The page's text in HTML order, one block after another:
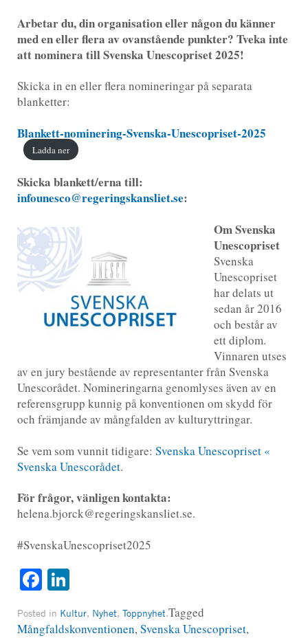
Arbetar du, din organisation eller någon du känner
med en eller flera av ovanstående punkter? Tveka inte
att nominera till Svenska Unescopriset 2025!
Skicka in en eller flera nomineringar på separata
blanketter:
Blankett-nominering-Svenska-Unescopriset-2025
Ladda ner
Skicka blankett/erna till:
infounesco@regeringskansliet.se:
Om Svenska
Unescopriset
Svenska
Unescopriset
har delats ut
sedan år 2016
och består av
ett diplom.
Vinnaren utses
av en jury bestående av representanter från Svenska
Unescorådet. Nomineringarna genomlyses även av en
referensgrupp kunnig på konventionen om skydd för
och främjande av mångfalden av kulturyttringar.
Se vem som vunnit tidigare: Svenska Unescopriset «
Svenska Unescorådet.
För frågor, vänligen kontakta:
helena.bjorck@regeringskansliet.se.
#SvenskaUnescopriset2025
Facebook
LinkedIn
Posted in Kultur, Nyhet, Toppnyhet.Tagged
Mångfaldskonventionen,Svenska Unescopriset,